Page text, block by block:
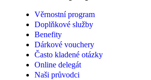
Věrnostní program
Doplňkové služby
Benefity
Dárkové vouchery
Často kladené otázky
Online delegát
Naši průvodci